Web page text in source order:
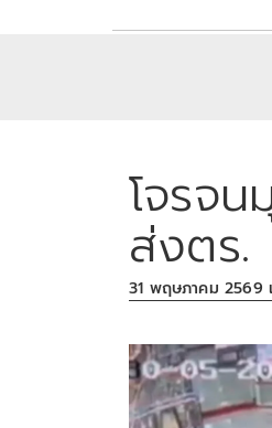
โจรจ
ส่งตร.
31 พฤษภาคม 2569